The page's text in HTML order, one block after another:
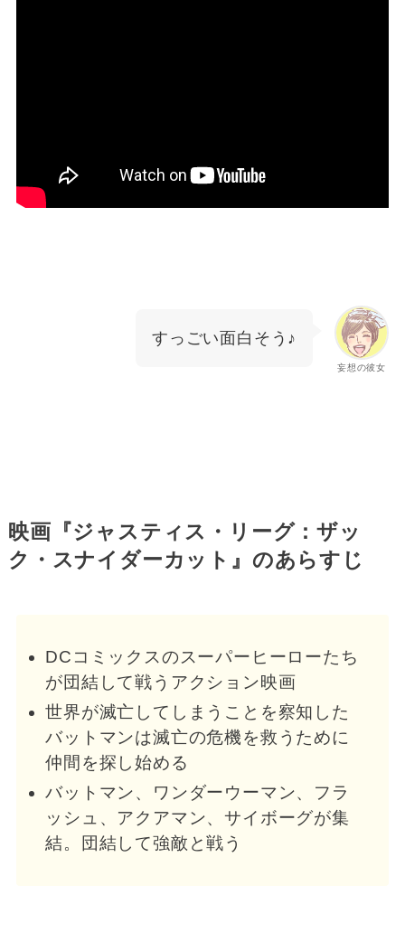
妄想の彼女
すっごい面白そう♪
映画『ジャスティス・リーグ：ザッ
ク・スナイダーカット』のあらすじ
DCコミックスのスーパーヒーローたち
が団結して戦うアクション映画
世界が滅亡してしまうことを察知した
バットマンは滅亡の危機を救うために
仲間を探し始める
バットマン、ワンダーウーマン、フラ
ッシュ、アクアマン、サイボーグが集
結。団結して強敵と戦う